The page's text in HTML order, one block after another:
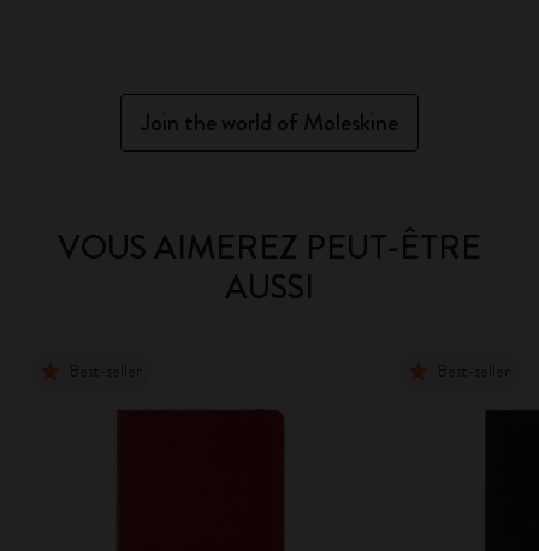
Join the world of Moleskine
VOUS AIMEREZ PEUT-ÊTRE
AUSSI